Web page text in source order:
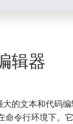
辑器
的文本和代码
命令行环境下。